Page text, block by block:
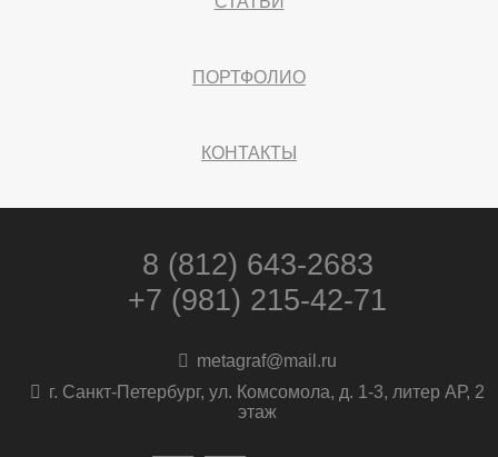
ПОРТФОЛИО
КОНТАКТЫ
8 (812) 643-2683
+7 (981) 215-42-71
metagraf@mail.ru
г. Санкт-Петербург, ул. Комсомола, д. 1-3, литер АР, 2
этаж